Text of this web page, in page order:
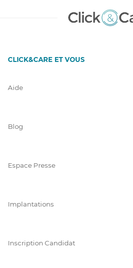
CLICK&CARE ET VOUS
Aide
Blog
Espace Presse
Implantations
Inscription Candidat